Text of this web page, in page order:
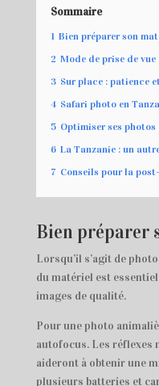
Sommaire
1 Bien préparer son
2 Mode de prise de
3 Sur place : patience
4 Safari photo en
5 Optimiser ses photos
6 La Tanzanie : un
7 Conseils pour la
Bien préparer
Lorsqu’il s’agit de
du matériel est
images de qualité.
Pour une photo
autofocus. Les réflexes
aideront à obtenir une
plusieurs batteries et